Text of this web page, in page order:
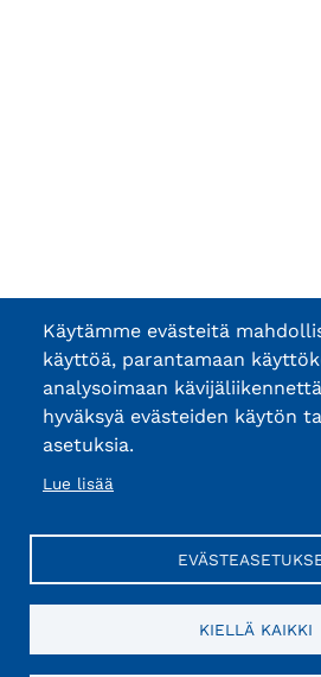
Käytämme evästeitä
käyttöä, parantamaan
analysoimaan
hyväksyä evästeiden käytön
asetuksia.
Lue lisää
KIELLÄ KAIKKI